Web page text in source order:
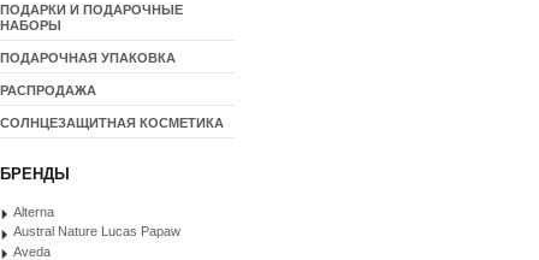
ПОДАРКИ И ПОДАРОЧНЫЕ
НАБОРЫ
ПОДАРОЧНАЯ УПАКОВКА
РАСПРОДАЖА
СОЛНЦЕЗАЩИТНАЯ КОСМЕТИКА
БРЕНДЫ
Alterna
Austral Nature Lucas Papaw
Aveda